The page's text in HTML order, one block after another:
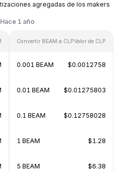
agregadas de los makers
Hace 1 año
Convertir BEAM a CLPValor de CLP
0.001 BEAM $0.0012758
0.01 BEAM $0.01275803
0.1 BEAM $0.12758028
1 BEAM $1.28
5 BEAM $6.38